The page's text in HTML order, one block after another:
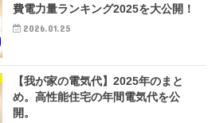
費電力量ランキング2025を大公開！
2026.01.25
【我が家の電気代】2025年のまと
め。高性能住宅の年間電気代を公
開。